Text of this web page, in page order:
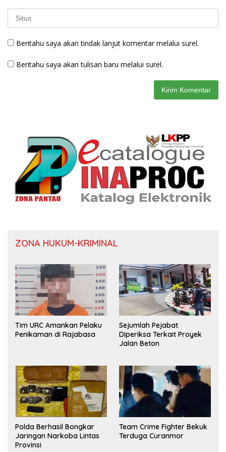
Beritahu saya akan tindak lanjut komentar melalui surel.
Beritahu saya akan tulisan baru melalui surel.
ZONA HUKUM-KRIMINAL
Tim URC Amankan Pelaku
Penikaman di Rajabasa
Sejumlah Pejabat
Diperiksa Terkait Proyek
Jalan Beton
Polda Berhasil Bongkar
Jaringan Narkoba Lintas
Provinsi
Team Crime Fighter Bekuk
Terduga Curanmor